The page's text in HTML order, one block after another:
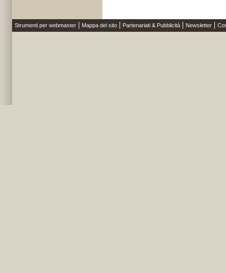
Strumenti per webmaster Mappa del sito Partenariati & Pubblicità Newsletter